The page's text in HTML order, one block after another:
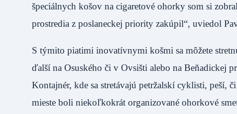
špeciálnych košov na cigaretové ohorky som si
prostredia z poslaneckej priority zakúpil“, uviedol
S týmito piatimi inovatívnymi košmi sa môžete
ďalší na Osuského či v Ovsišti alebo na Beňadickej
Kontajnér, kde sa stretávajú petržalskí cyklisti, peší,
mieste boli niekoľkokrát organizované ohorkové